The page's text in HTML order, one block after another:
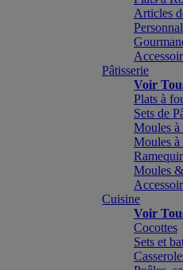
Articles
Pâtisserie
Voir
Plats à
Sets de
Moules
Moules à
Moules
Cuisine
Voir
Cocottes
Sets et